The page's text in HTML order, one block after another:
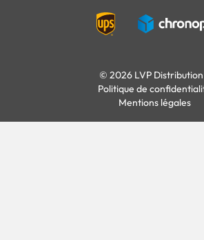
© 2026 LVP Distribution
Politique de
Mentions légales